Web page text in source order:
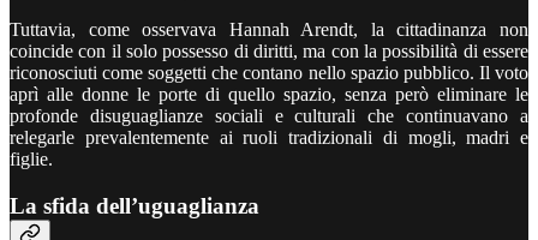
Tuttavia, come osservava Hannah Arendt, la cittadinanza non
coincide con il solo possesso di diritti, ma con la possibilità di essere
riconosciuti come soggetti che contano nello spazio pubblico. Il voto
aprì alle donne le porte di quello spazio, senza però eliminare le
profonde disuguaglianze sociali e culturali che continuavano a
relegarle prevalentemente ai ruoli tradizionali di mogli, madri e
figlie.
La sfida dell’uguaglianza